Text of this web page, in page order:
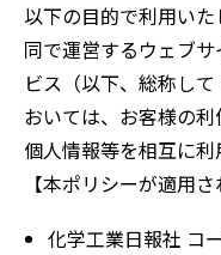
以下の目的で利用い
同で運営するウェブ
ビス（以下、総称し
おいては、お客様の
個人情報等を相互に利
【本ポリシーが適用
化学工業日報社 コ